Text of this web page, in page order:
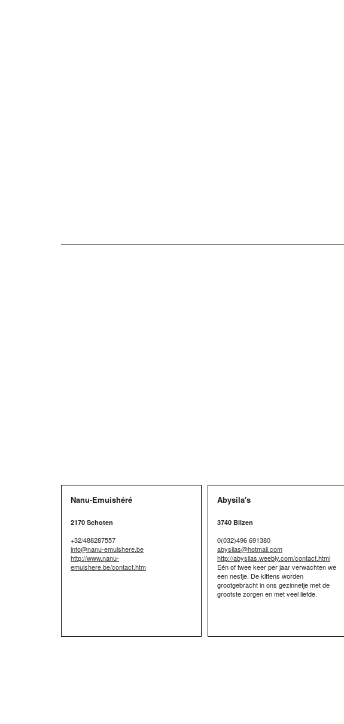
Nanu-Emuishéré
2170 Schoten
+32/488287557
info@nanu-emuishere.be
http://www.nanu-
emuishere.be/contact.htm
Abysila's
3740 Bilzen
0(032)496 691380
abysilas@hotmail.com
http://abysilas.weebly.com/contact.html
Eén of twee keer per jaar verwachten we
een nestje. De kittens worden
grootgebracht in ons gezinnetje met de
grootste zorgen en met veel liefde.